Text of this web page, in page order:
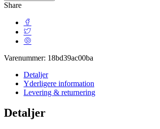
Share
Varenummer: 18bd39ac00ba
Detaljer
Yderligere information
Levering & returnering
Detaljer